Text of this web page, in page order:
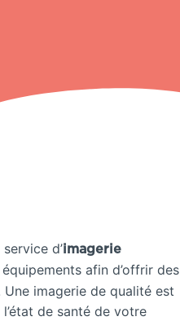
d’imagerie
équipements afin d’offrir des
imagerie de qualité est
de santé de votre